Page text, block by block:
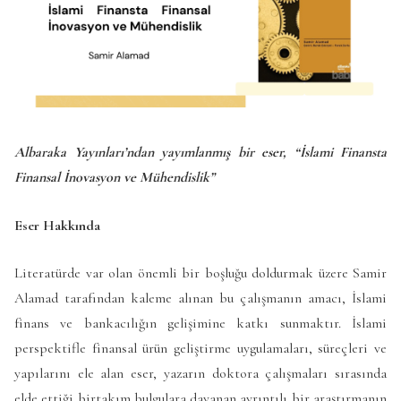
Albaraka Yayınları’ndan yayımlanmış bir eser, “İslami Finansta
Finansal İnovasyon ve Mühendislik”
Eser Hakkında
Literatürde var olan önemli bir boşluğu doldurmak üzere Samir
Alamad tarafından kaleme alınan bu çalışmanın amacı, İslami
finans ve bankacılığın gelişimine katkı sunmaktır. İslami
perspektifle finansal ürün geliştirme uygulamaları, süreçleri ve
yapılarını ele alan eser, yazarın doktora çalışmaları sırasında